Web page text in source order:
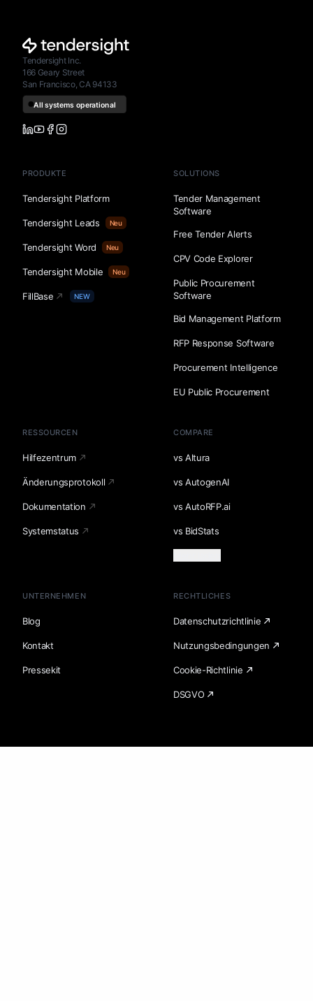
Tendersight Inc.
166 Geary Street
San Francisco, CA 94133
PRODUKTE
Tendersight Platform
Tendersight Leads Neu
Tendersight Word Neu
Tendersight Mobile Neu
FillBase NEW
SOLUTIONS
Tender Management
Software
Free Tender Alerts
CPV Code Explorer
Public Procurement
Software
Bid Management Platform
RFP Response Software
Procurement Intelligence
EU Public Procurement
RESSOURCEN
Hilfezentrum
Änderungsprotokoll
Dokumentation
Systemstatus
COMPARE
vs Altura
vs AutogenAI
vs AutoRFP.ai
vs BidStats
UNTERNEHMEN
Blog
Kontakt
Pressekit
RECHTLICHES
Datenschutzrichtlinie
Nutzungsbedingungen
Cookie-Richtlinie
DSGVO